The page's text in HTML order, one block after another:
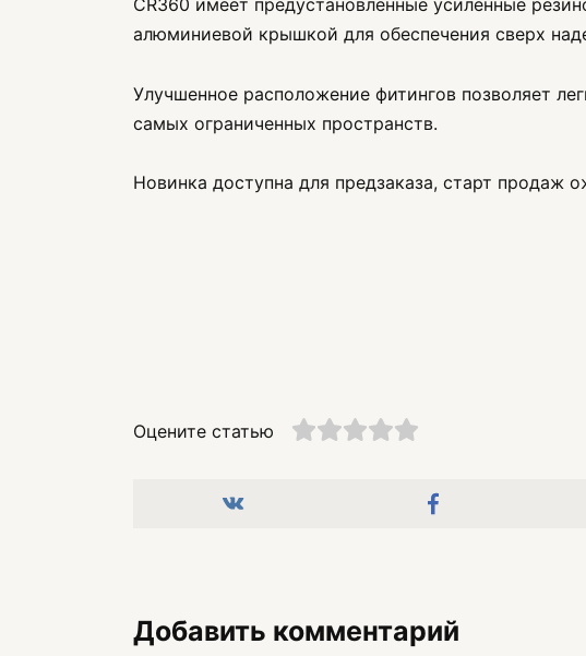
CR360 имеет предустановленные усиленные
алюминиевой крышкой для обеспечения сверх
Улучшенное расположение фитингов позволяет
самых ограниченных пространств.
Новинка доступна для предзаказа, старт продаж
Оцените статью
Добавить комментарий